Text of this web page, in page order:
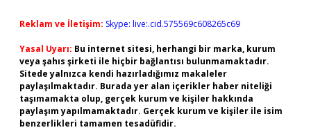
Reklam ve İletişim: Skype: live:.cid.575569c608265c69
Yasal Uyarı: Bu internet sitesi, herhangi bir marka, kurum
veya şahıs şirketi ile hiçbir bağlantısı bulunmamaktadır.
Sitede yalnızca kendi hazırladığımız makaleler
paylaşılmaktadır. Burada yer alan içerikler haber niteliği
taşımamakta olup, gerçek kurum ve kişiler hakkında
paylaşım yapılmamaktadır. Gerçek kurum ve kişiler ile isim
benzerlikleri tamamen tesadüfidir.